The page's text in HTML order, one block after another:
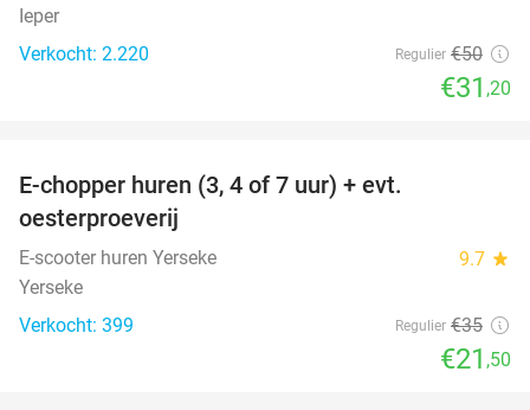
Ieper
Verkocht: 2.220
Regulier €50
€31 ,20
E-chopper huren (3, 4 of 7 uur) + evt.
oesterproeverij
E-scooter huren Yerseke 9.7 star
Yerseke
Verkocht: 399
Regulier €35
€21 ,50